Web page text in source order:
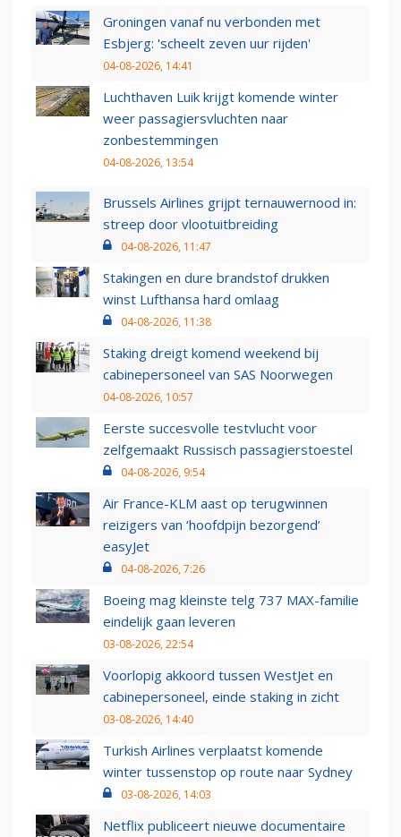
Groningen vanaf nu verbonden met
Esbjerg: 'scheelt zeven uur rijden'
04-08-2026, 14:41
Luchthaven Luik krijgt komende winter
weer passagiersvluchten naar
zonbestemmingen
04-08-2026, 13:54
Brussels Airlines grijpt ternauwernood in:
streep door vlootuitbreiding
04-08-2026, 11:47
Stakingen en dure brandstof drukken
winst Lufthansa hard omlaag
04-08-2026, 11:38
Staking dreigt komend weekend bij
cabinepersoneel van SAS Noorwegen
04-08-2026, 10:57
Eerste succesvolle testvlucht voor
zelfgemaakt Russisch passagierstoestel
04-08-2026, 9:54
Air France-KLM aast op terugwinnen
reizigers van ‘hoofdpijn bezorgend’
easyJet
04-08-2026, 7:26
Boeing mag kleinste telg 737 MAX-familie
eindelijk gaan leveren
03-08-2026, 22:54
Voorlopig akkoord tussen WestJet en
cabinepersoneel, einde staking in zicht
03-08-2026, 14:40
Turkish Airlines verplaatst komende
winter tussenstop op route naar Sydney
03-08-2026, 14:03
Netflix publiceert nieuwe documentaire